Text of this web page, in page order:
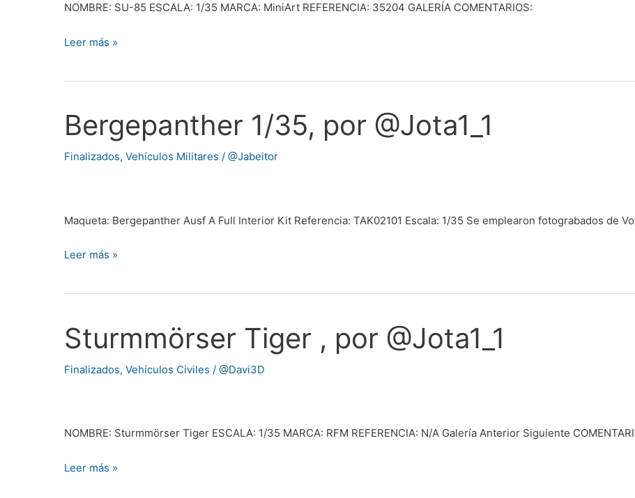
NOMBRE: SU-85 ESCALA: 1/35 MARCA: MiniArt REFERENCIA: 35204 GALERÍA COMENTARIOS:
Leer más »
Bergepanther 1/35, por @Jota1_1
Finalizados, Vehículos Militares / @Jabeitor
Maqueta: Bergepanther Ausf A Full Interior Kit Referencia: TAK02101 Escala: 1/35 Se emplearon fotograbados de
Bergepanther
1/35,
por
Leer más »
Sturmmörser Tiger , por @Jota1_1
Finalizados, Vehículos Civiles / @Davi3D
NOMBRE: Sturmmörser Tiger ESCALA: 1/35 MARCA: RFM REFERENCIA: N/A Galería Anterior Siguiente
Sturmmörser
Tiger
,
Leer más »